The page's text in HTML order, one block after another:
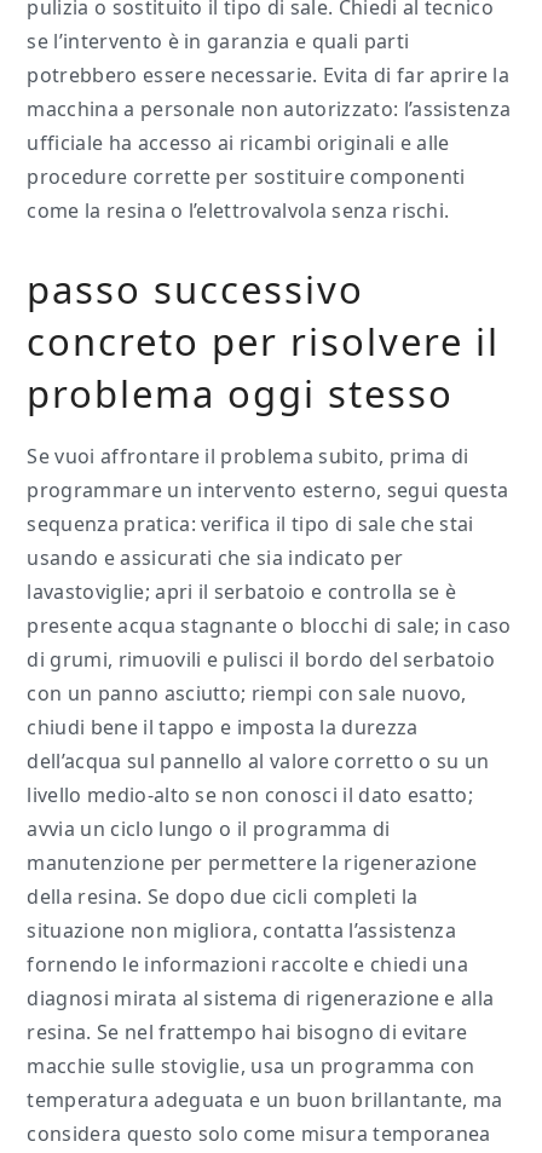
pulizia o sostituito il tipo di sale. Chiedi al tecnico
se l’intervento è in garanzia e quali parti
potrebbero essere necessarie. Evita di far aprire la
macchina a personale non autorizzato: l’assistenza
ufficiale ha accesso ai ricambi originali e alle
procedure corrette per sostituire componenti
come la resina o l’elettrovalvola senza rischi.
passo successivo
concreto per risolvere il
problema oggi stesso
Se vuoi affrontare il problema subito, prima di
programmare un intervento esterno, segui questa
sequenza pratica: verifica il tipo di sale che stai
usando e assicurati che sia indicato per
lavastoviglie; apri il serbatoio e controlla se è
presente acqua stagnante o blocchi di sale; in caso
di grumi, rimuovili e pulisci il bordo del serbatoio
con un panno asciutto; riempi con sale nuovo,
chiudi bene il tappo e imposta la durezza
dell’acqua sul pannello al valore corretto o su un
livello medio-alto se non conosci il dato esatto;
avvia un ciclo lungo o il programma di
manutenzione per permettere la rigenerazione
della resina. Se dopo due cicli completi la
situazione non migliora, contatta l’assistenza
fornendo le informazioni raccolte e chiedi una
diagnosi mirata al sistema di rigenerazione e alla
resina. Se nel frattempo hai bisogno di evitare
macchie sulle stoviglie, usa un programma con
temperatura adeguata e un buon brillantante, ma
considera questo solo come misura temporanea